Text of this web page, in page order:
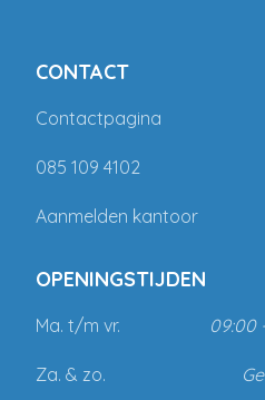
CONTACT
Contactpagina
085 109 4102
Aanmelden kantoor
OPENINGSTIJDEN
Ma. t/m vr. 09:00
Za. & zo.